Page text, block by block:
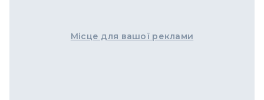
Місце для вашої реклами